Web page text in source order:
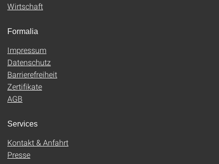
Wirtschaft
Formalia
Impressum
Datenschutz
Barrierefreiheit
Zertifikate
AGB
Services
Kontakt & Anfahrt
Presse